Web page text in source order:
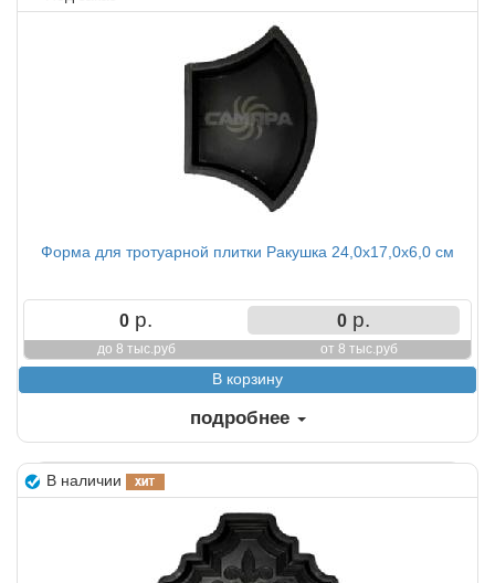
Форма для тротуарной плитки Ракушка 24,0х17,0х6,0 см
0 р.
до 8 тыс.руб
0р.
от 8 тыс.руб
подробнее
В наличии